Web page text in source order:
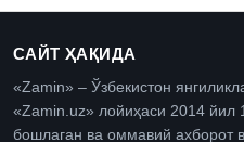
САЙТ ҲАҚИДА
«Zamin» – Ўзбекистон
«Zamin.uz» лойиҳаси 2014 йил
бошлаган ва оммавий ахборот